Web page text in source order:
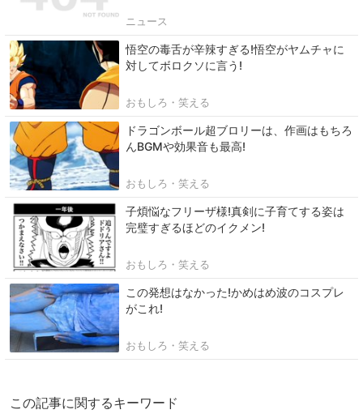
ニュース
悟空の毒舌が辛辣すぎる!悟空がヤムチャに
対してボロクソに言う!
おもしろ・笑える
ドラゴンボール超ブロリーは、作画はもちろ
んBGMや効果音も最高!
おもしろ・笑える
子煩悩なフリーザ様!真剣に子育てする姿は
完璧すぎるほどのイクメン!
おもしろ・笑える
この発想はなかった!かめはめ波のコスプレ
がこれ!
おもしろ・笑える
この記事に関するキーワード